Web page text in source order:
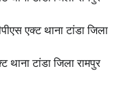
एक्ट थाना टांडा जिला
टांडा जिला रामपुर